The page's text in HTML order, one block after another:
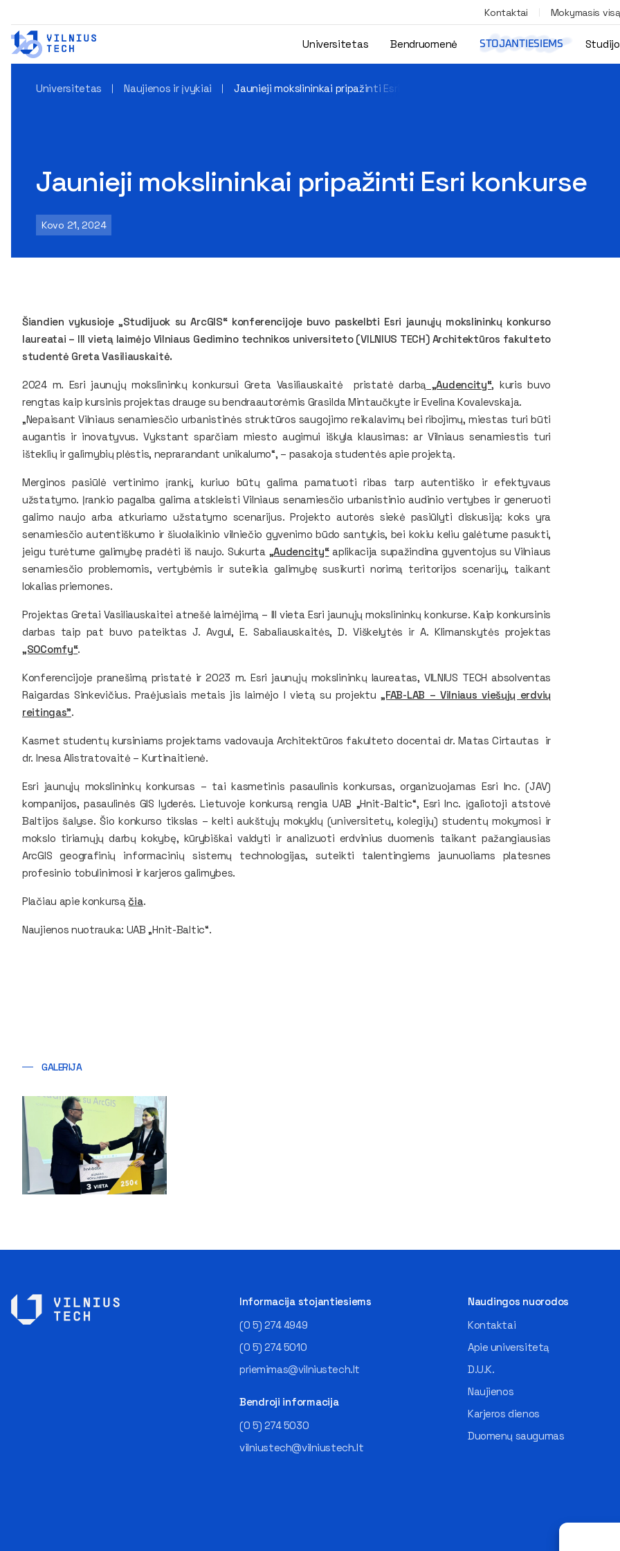
Kontaktai Mokymasis
Universitetas Bendruomenė STOJANTIESIEMS
Universitetas Naujienos ir įvykiai Jaunieji mokslininkai pripažinti Esri konkurse
Jaunieji mokslininkai pripažinti Esri konkurse
Kovo 21, 2024
Šiandien vykusioje „Studijuok su ArcGIS“ konferencijoje buvo paskelbti Esri jaunųjų mokslininkų konkurso
laureatai – III vietą laimėjo Vilniaus Gedimino technikos universiteto (VILNIUS TECH) Architektūros fakulteto
studentė Greta Vasiliauskaitė.
2024 m. Esri jaunųjų mokslininkų konkursui Greta Vasiliauskaitė pristatė darbą„Audencity“, kuris buvo
rengtas kaip kursinis projektas drauge su bendraautorėmis Grasilda Mintaučkyte ir Evelina Kovalevskaja.
„Nepaisant Vilniaus senamiesčio urbanistinės struktūros saugojimo reikalavimų bei ribojimų, miestas turi būti
augantis ir inovatyvus. Vykstant sparčiam miesto augimui iškyla klausimas: ar Vilniaus senamiestis turi
išteklių ir galimybių plėstis, neprarandant unikalumo“, – pasakoja studentės apie projektą.
Merginos pasiūlė vertinimo įrankį, kuriuo būtų galima pamatuoti ribas tarp autentiško ir efektyvaus
užstatymo. Įrankio pagalba galima atskleisti Vilniaus senamiesčio urbanistinio audinio vertybes ir generuoti
galimo naujo arba atkuriamo užstatymo scenarijus. Projekto autorės siekė pasiūlyti diskusiją: koks yra
senamiesčio autentiškumo ir šiuolaikinio vilniečio gyvenimo būdo santykis, bei kokiu keliu galėtume pasukti,
jeigu turėtume galimybę pradėti iš naujo. Sukurta „Audencity“aplikacija supažindina gyventojus su Vilniaus
senamiesčio problemomis, vertybėmis ir suteikia galimybę susikurti norimą teritorijos scenarijų, taikant
lokalias priemones.
Projektas Gretai Vasiliauskaitei atnešė laimėjimą – III vieta Esri jaunųjų mokslininkų konkurse. Kaip konkursinis
darbas taip pat buvo pateiktas J. Avgul, E. Sabaliauskaitės, D. Viškelytės ir A. Klimanskytės projektas
„SOComfy“.
Konferencijoje pranešimą pristatė ir 2023 m. Esri jaunųjų mokslininkų laureatas, VILNIUS TECH absolventas
Raigardas Sinkevičius. Praėjusiais metais jis laimėjo I vietą su projektu„FAB-LAB – Vilniaus viešųjų erdvių
reitingas".
Kasmet studentų kursiniams projektams vadovauja Architektūros fakulteto docentai dr. Matas Cirtautas ir
dr. Inesa Alistratovaitė – Kurtinaitienė.
Esri jaunųjų mokslininkų konkursas – tai kasmetinis pasaulinis konkursas, organizuojamas Esri Inc. (JAV)
kompanijos, pasaulinės GIS lyderės. Lietuvoje konkursą rengia UAB „Hnit-Baltic“, Esri Inc. įgaliotoji atstovė
Baltijos šalyse. Šio konkurso tikslas – kelti aukštųjų mokyklų (universitetų, kolegijų) studentų mokymosi ir
mokslo tiriamųjų darbų kokybę, kūrybiškai valdyti ir analizuoti erdvinius duomenis taikant pažangiausias
ArcGIS geografinių informacinių sistemų technologijas, suteikti talentingiems jaunuoliams platesnes
profesinio tobulinimosi ir karjeros galimybes.
Plačiau apie konkursąčia.
Naujienos nuotrauka: UAB „Hnit-Baltic“.
GALERIJA
Informacija stojantiesiems
(0 5) 274 4949
(0 5) 274 5010
priemimas@vilniustech.lt
Bendroji informacija
(0 5) 274 5030
vilniustech@vilniustech.lt
Naudingos nuorodos
Kontaktai
Apie universitetą
D.U.K.
Naujienos
Karjeros dienos
Duomenų saugumas